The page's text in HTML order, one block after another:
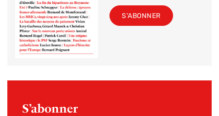
S'ABONNER
S’abonner